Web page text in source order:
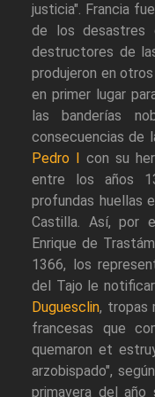
justicia". Francia
de los desastres
destructores de
produjeron en
en primer lugar
las banderías
consecuencias de
Pedro I
con su
entre los años
profundas huellas
Castilla. Así, por
Enrique de
1366, los
del Tajo le
Duguesclin, tropas
francesas que
quemaron et
arzobispado",
primavera del año